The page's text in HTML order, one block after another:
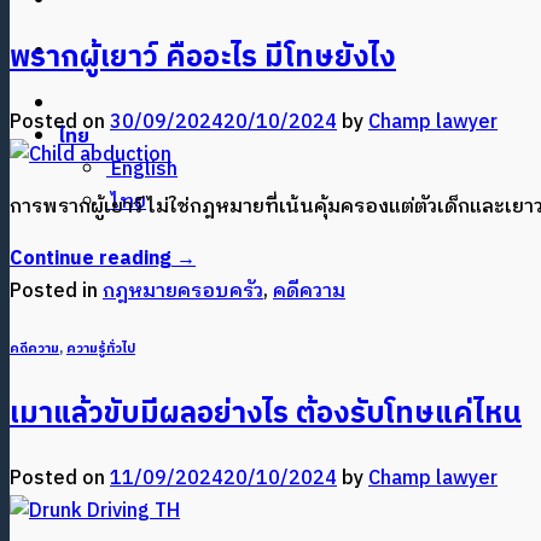
ไทย
English
ไทย
พรากผู้เยาว์ คืออะไร มีโทษยังไง
Posted on30/09/202420/10/2024byChamp lawyer
การพรากผู้เยาว์ ไม่ใช่กฎหมายที่เน้นคุ้มครองแต่ตัวเด็กและเย
Continue reading→
Posted inกฎหมายครอบครัว,คดีความ
คดีความ,ความรู้ทั่วไป
เมาแล้วขับมีผลอย่างไร ต้องรับโทษแค่ไหน
Posted on11/09/202420/10/2024byChamp lawyer